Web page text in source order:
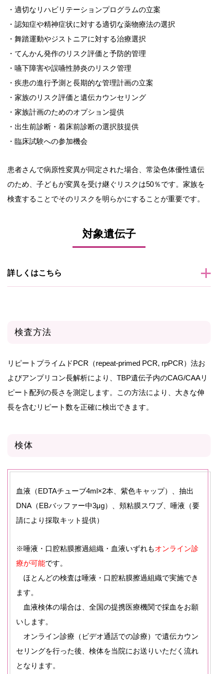
・適切なリハビリテーションプログラムの立案
・認知症や精神症状に対する適切な薬物療法の選択
・舞踏運動やジストニアに対する治療選択
・てんかん発作のリスク評価と予防的管理
・嚥下障害や誤嚥性肺炎のリスク管理
・疾患の進行予測と長期的な管理計画の立案
・家族のリスク評価と遺伝カウンセリング
・家族計画のためのオプション提供
・出生前診断・着床前診断の選択肢提供
・臨床試験への参加機会
患者さんで病原性変異が同定された場合、常染色体優性遺伝
のため、子どもが変異を受け継ぐリスクは50％です。家族を
検査することでそのリスクを明らかにすることが重要です。
対象遺伝子
詳しくはこちら
検査方法
リピートプライムドPCR（repeat-primed PCR, rpPCR）法お
よびアンプリコン長解析により、TBP遺伝子内のCAG/CAAリ
ピート配列の長さを測定します。この方法により、大きな伸
長を含むリピート数を正確に検出できます。
検体
血液（EDTAチューブ4ml×2本、紫色キャップ）、抽出
DNA（EBバッファー中3μg）、頬粘膜スワブ、唾液（要
請により採取キット提供）
※唾液・口腔粘膜擦過組織・血液いずれもオンライン診
療が可能です。
ほとんどの検査は唾液・口腔粘膜擦過組織で実施でき
ます。
血液検体の場合は、全国の提携医療機関で採血をお願
いします。
オンライン診療（ビデオ通話での診療）で遺伝カウン
セリングを行った後、検体を当院にお送りいただく流れ
となります。